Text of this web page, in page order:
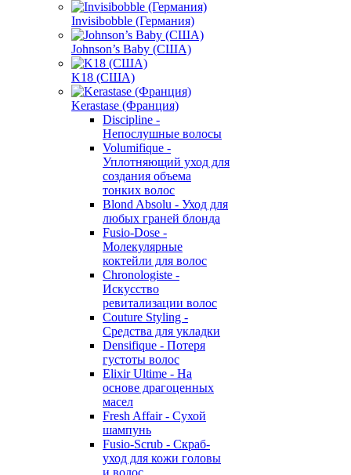
Invisibobble (Германия)
Johnson’s Baby (США)
K18 (США)
Kerastase (Франция)
Discipline -
Непослушные волосы
Volumifique -
Уплотняющий уход для
создания объема
тонких волос
Blond Absolu - Уход для
любых граней блонда
Fusio-Dose -
Молекулярные
коктейли для волос
Chronologiste -
Искусство
ревитализации волос
Couture Styling -
Средства для укладки
Densifique - Потеря
густоты волос
Elixir Ultime - На
основе драгоценных
масел
Fresh Affair - Сухой
шампунь
Fusio-Scrub - Скраб-
уход для кожи головы
и волос